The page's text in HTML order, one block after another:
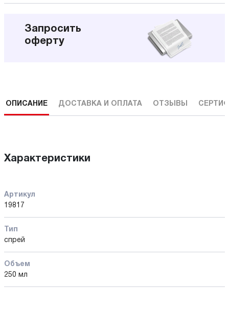
Запросить
оферту
ОПИСАНИЕ ДОСТАВКА И ОПЛАТА ОТЗЫВЫ
Характеристики
Артикул
19817
Тип
спрей
Объем
250 мл